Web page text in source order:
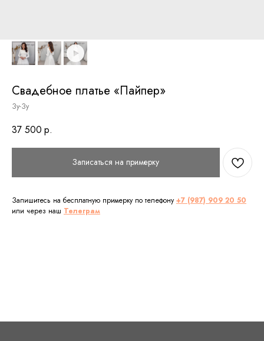
Свадебное платье «Пайпер»
Зу-Зу
37 500 р.
Записаться на примерку
Запишитесь на бесплатную примерку по телефону +7 (987) 909 20 50
или через наш Телеграм